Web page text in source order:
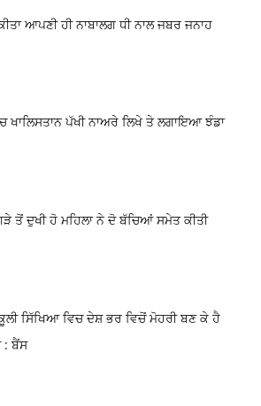
ਆਪਣੀ ਹੀ ਨਾਬਾਲਗ ਧੀ ਨਾਲ ਜਬਰ ਜਨਾਹ
ਖਾਲਿਸਤਾਨ ਪੱਖੀ ਨਾਅਰੇ ਲਿਖੇ ਤੇ ਲਗਾਇਆ ਝੰਡਾ
ਤੋਂ ਦੁਖੀ ਹੋ ਮਹਿਲਾ ਨੇ ਦੋ ਬੱਚਿਆਂ ਸਮੇਤ ਕੀਤੀ
ਸਿੱਖਿਆ ਵਿਚ ਦੇਸ਼ ਭਰ ਵਿਚੋਂ ਮੋਹਰੀ ਬਣ ਕੇ ਹੈ
ਬੈਂਸ